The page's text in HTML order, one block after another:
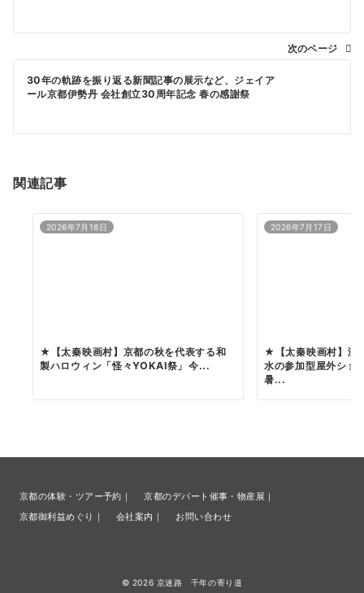
ビ
ゲ
ー
ョ
次のページ
30年の軌跡を振り返る新聞記事の展示など、ジェイア
ール京都伊勢丹 会社創立30周年記念 春の感謝祭
関連記事
2026年7月18日
★【太秦映画村】京都の秋を代表する和
製ハロウィン「怪々YOKAI祭」 今...
2026年7月17日
★【太秦映画村】涼
水の参加型屋外ショ
暑...
京都の体験・ツアー予約｜
京都のデパート催事・物産展｜
京都御利益めぐり｜
会社案内｜ お問い合わせ
© 2026 京迷路 千年の寄り道